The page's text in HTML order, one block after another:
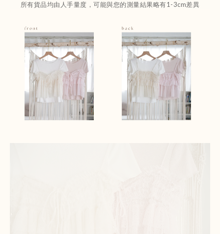
所有貨品均由人手量度，可能與您的測量結果略有1-3cm差異